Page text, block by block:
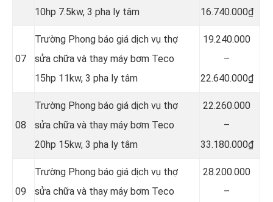
10hp 7.5kw, 3 pha ly tâm
16.740.000₫
07
Trường Phong báo giá dịch vụ thợ
sửa chữa và thay máy bơm Teco
15hp 11kw, 3 pha ly tâm
19.240.000
–
22.640.000₫
08
Trường Phong báo giá dịch vụ thợ
sửa chữa và thay máy bơm Teco
20hp 15kw, 3 pha ly tâm
22.260.000
–
33.180.000₫
09
Trường Phong báo giá dịch vụ thợ
sửa chữa và thay máy bơm Teco
28.200.000
–